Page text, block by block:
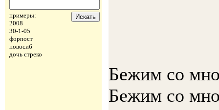
примеры:
2008
30-1-05
форпост
новосиб
дочь стреко
Бежим со
Бежим со